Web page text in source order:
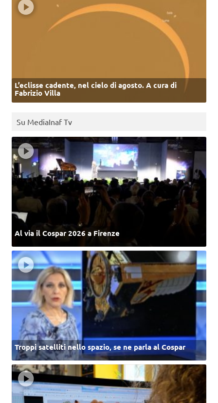
L’eclisse cadente, nel cielo di agosto. A cura di
Fabrizio Villa
Su MediaInaf Tv
Al via il Cospar 2026 a Firenze
Troppi satelliti nello spazio, se ne parla al Cospar